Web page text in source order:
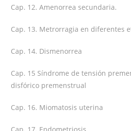
Cap. 12. Amenorrea secundaria.
Cap. 13. Metrorragia en diferentes
Cap. 14. Dismenorrea
Cap. 15 Síndrome de tensión
disfórico premenstrual
Cap. 16. Miomatosis uterina